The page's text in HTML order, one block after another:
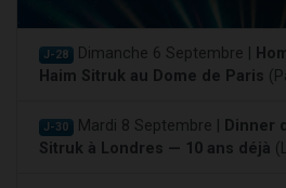
J-28 Dimanche 6 Septembre |
Haim Sitruk au Dome de Paris
J-30 Mardi 8 Septembre |
Dinner
Sitruk à Londres — 10 ans déjà